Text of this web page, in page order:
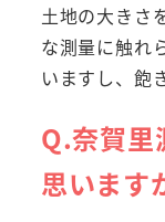
土地の大きさ
な測量に触れ
いますし、飽
Q.奈賀里
思います